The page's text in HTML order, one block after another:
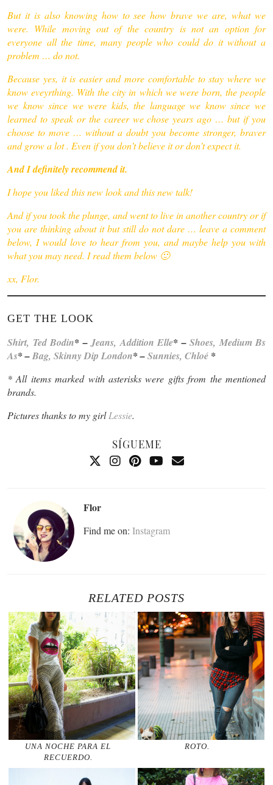
But it is also knowing how to see how brave we are, what we
were. While moving out of the country is not an option for
everyone all the time, many people who could do it without a
problem … do not.
Because yes, it is easier and more comfortable to stay where we
know eveyrthing. With the city in which we were born, the people
we know since we were kids, the language we know since we
learned to speak or the career we chose years ago … but if you
choose to move … without a doubt you become stronger, braver
and grow a lot . Even if you don’t believe it or don’t expect it.
And I definitely recommend it.
I hope you liked this new look and this new talk!
And if you took the plunge, and went to live in another country or if
you are thinking about it but still do not dare … leave a comment
below, I would love to hear from you, and maybe help you with
what you may need. I read them below 🙂
xx, Flor.
GET THE LOOK
Shirt, Ted Bodin* –Jeans, Addition Elle* – Shoes, Medium Bs
As* –Bag, Skinny Dip London* –Sunnies, Chloé *
* All items marked with asterisks were gifts from the mentioned
brands.
Pictures thanks to my girlLessie.
SÍGUEME
Flor
Find me on: Instagram
RELATED POSTS
UNA NOCHE PARA EL
RECUERDO.
ROTO.